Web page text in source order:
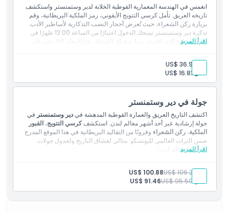
كيفية الاسترداد
انغمس في الهندسة المعمارية القوطية الخلابة لدير وستمنستر واستكشف
تاريخه العريق. تأمل كرسي التتويج الأيقوني، رمز الملكية البريطانية، وقم
بزيارة ركن الشعراء، حيث تُعرض أحجار النصب التذكارية لأساطير الأدب.
تذكرة دير وستمنستر تمنحك الدخول اعتبارًا من الساعة 12:00 ظهرًا في
تاريخ الزيارة الذي اخترته، مما يتيح لك اكتشاف هذا المعلم التاريخي على
اقرأ المزيد
بالغ:
US$ 36.99
طفل:US$ 16.81
جولة في دير وستمنستر
اكتشف التاريخ العريق والعمارة القوطية المدهشة فيدير وستمنستر في
جولة إرشادية عبر أحد أشهر معالم لندن. استكشفكرسي التتويج، القبور
الملكية، ركن الشعراء وقرونًا من التقاليد البريطانية في هذا الموقع المدرج
ضمن التراث العالمي لليونسكو. مثالي لعشاق التاريخ ولجدول جولات
مشاهدة معالم لندن.
اقرأ المزيد
الدخول إلى: دير وستمنستر
مرشد يتحدث الإنجليزية.
بالغ: US$ 106.25
US$ 100.88
طفل:US$ 95.50
US$ 91.46